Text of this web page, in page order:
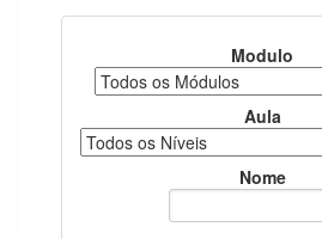
Modulo
Aula
Nome